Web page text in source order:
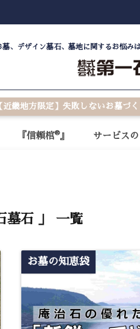
墓、デザイン墓石、墓地に関するお悩み
畿地方限定】失敗しないお墓づ
『信頼棺®』 サービス
墓石 」 一覧
お墓の知恵袋